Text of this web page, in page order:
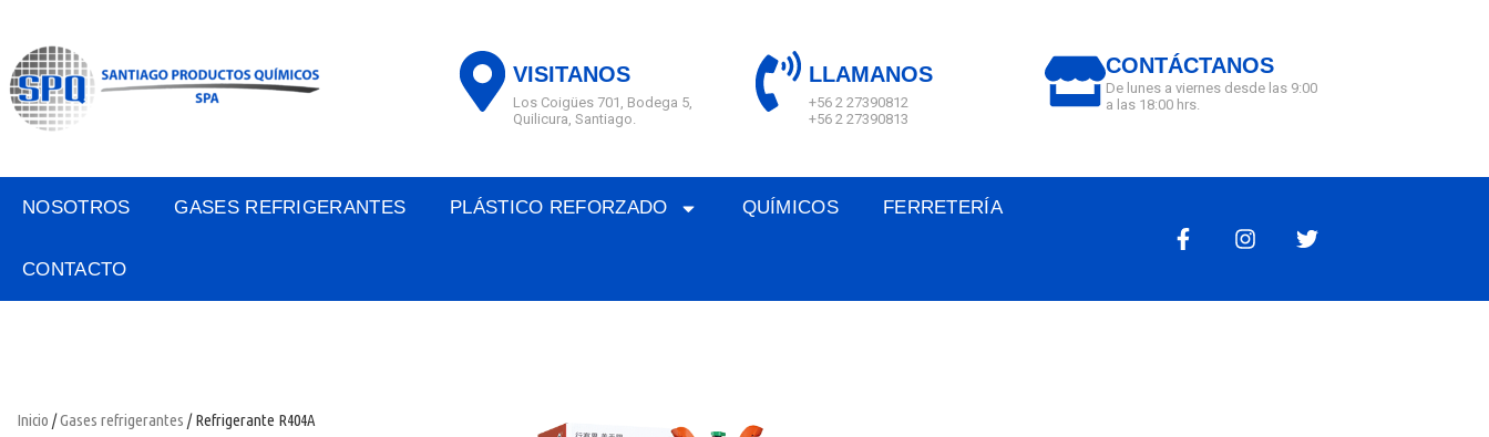
VISITANOS
Los Coigües 701, Bodega 5,
Quilicura, Santiago.
LLAMANOS
+56 2 27390812
+56 2 27390813
CONTÁCTANOS
De lunes a viernes desde las 9:00
a las 18:00 hrs.
NOSOTROS GASES REFRIGERANTES PLÁSTICO REFORZADO QUÍMICOS FERRETERÍA
CONTACTO
Inicio /Gases refrigerantes / Refrigerante R404A